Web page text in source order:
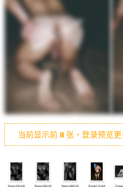
当前显示前 8张，登录预览更